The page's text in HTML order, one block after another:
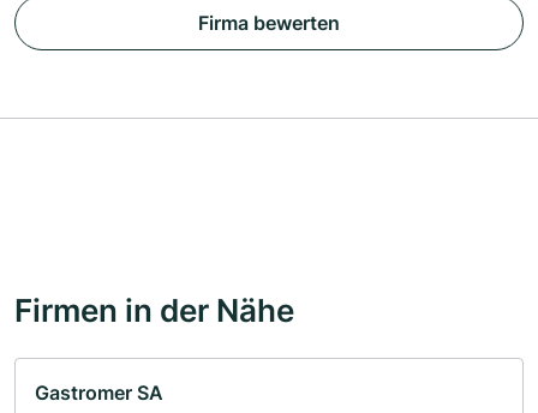
Firma bewerten
Firmen in der Nähe
Gastromer SA